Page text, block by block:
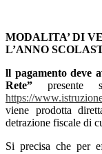
MODALITA’ DI
L’ANNO
ll pagamento deve
Rete” presente
https://
viene prodotta
detrazione fiscale di
Si precisa che per